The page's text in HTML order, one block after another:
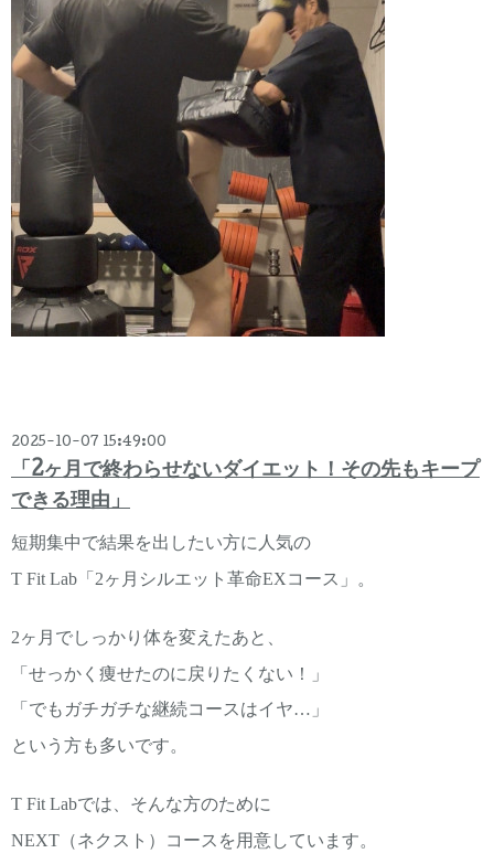
2025-10-07 15:49:00
「2ヶ月で終わらせないダイエット！その先もキープ
できる理由」
短期集中で結果を出したい方に人気の
T Fit Lab「2ヶ月シルエット革命EXコース」。
2ヶ月でしっかり体を変えたあと、
「せっかく痩せたのに戻りたくない！」
「でもガチガチな継続コースはイヤ…」
という方も多いです。
T Fit Labでは、そんな方のために
NEXT（ネクスト）コースを用意しています。